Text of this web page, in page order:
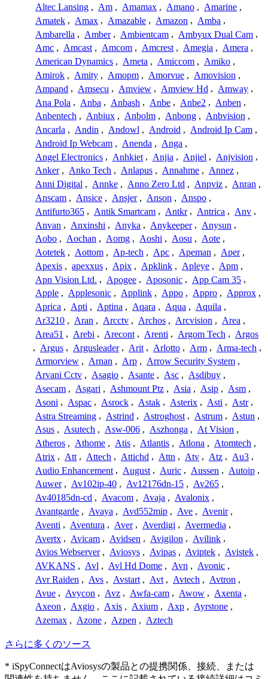
Altec Lansing , Am , Amamax , Amano , Amarine ,
Amatek , Amax , Amazable , Amazon , Amba ,
Ambarella , Amber , Ambientcam , Ambyux Dual Cam ,
Amc , Amcast , Amcom , Amcrest , Amegia , Amera ,
American Dynamics , Ameta , Amiccom , Amiko ,
Amirok , Amity , Amopm , Amorvue , Amovision ,
Ampand , Amsecu , Amview , Amview Hd , Amway ,
Ana Pola , Anba , Anbash , Anbe , Anbe2 , Anben ,
Anbentech , Anbiux , Anbolm , Anbong , Anbvision ,
Ancarla , Andin , Andowl , Android , Android Ip Cam ,
Android Ip Webcam , Anenda , Anga ,
Angel Electronics , Anhkiet , Anjia , Anjiel , Anjvision ,
Anker , Anko Tech , Anlapus , Annahme , Annez ,
Anni Digital , Annke , Anno Zero Ltd , Anpviz , Anran ,
Anscam , Ansice , Ansjer , Anson , Anspo ,
Antifurto365 , Antik Smartcam , Antkr , Antrica , Anv ,
Anvan , Anxinshi , Anyka , Anykeeper , Anysun ,
Aobo , Aochan , Aomg , Aoshi , Aosu , Aote ,
Aotetek , Aottom , Ap-tech , Apc , Apeman , Aper ,
Apexis , apexxus , Apix , Apklink , Apleye , Apm ,
Apn Vision Ltd. , Apogee , Aposonic , App Cam 35 ,
Apple , Applesonic , Applink , Appo , Appro , Approx ,
Aprica , Apti , Aptina , Aqara , Aqua , Aquila ,
Ar3210 , Aran , Arcctv , Archos , Arcvision , Area ,
Area51 , Arebi , Arecont , Arenti , Argom Tech , Argos
, Argus , Argusleader , Arit , Arlotto , Arm , Arma-tech ,
Armorview , Arnan , Arp , Arrow Security System ,
Arvani Cctv , Asagio , Asante , Asc , Asdibuy ,
Asecam , Asgari , Ashmount Ptz , Asia , Asip , Asm ,
Asoni , Aspac , Asrock , Astak , Asterix , Asti , Astr ,
Astra Streaming , Astrind , Astroghost , Astrum , Astun ,
Asus , Asutech , Asw-006 , Aszhonga , At Vision ,
Atheros , Athome , Atis , Atlantis , Atlona , Atomtech ,
Atrix , Att , Attech , Attichd , Attn , Atv , Atz , Au3 ,
Audio Enhancement , August , Auric , Aussen , Autoip ,
Auwer , Av102ip-40 , Av12176dn-15 , Av265 ,
Av40185dn-cd , Avacom , Avaja , Avalonix ,
Avantgarde , Avaya , Avd552mip , Ave , Avenir ,
Aventi , Aventura , Aver , Averdigi , Avermedia ,
Avertx , Avicam , Avidsen , Avigilon , Avilink ,
Avios Webserver , Aviosys , Avipas , Aviptek , Avistek ,
AVKANS , Avl , Avl Hd Dome , Avn , Avonic ,
Avr Raiden , Avs , Avstart , Avt , Avtech , Avtron ,
Avue , Avycon , Avz , Awfa-cam , Awow , Axenta ,
Axeon , Axgio , Axis , Axium , Axp , Ayrstone ,
Azemax , Azone , Azpen , Aztech
さらに多くのソース
* iSpyConnectはAviosysの製品との提携関係、接続、または